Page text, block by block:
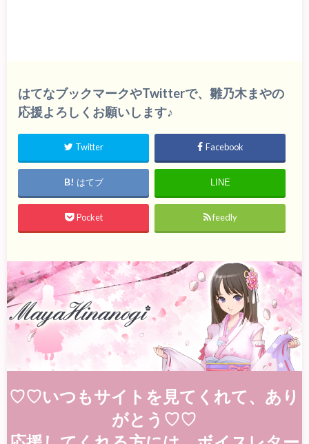
はてなブックマークやTwitterで、雛乃木まやの
応援よろしくお願いします♪
Twitter Facebook
はてブ LINE
Pocket feedly
♡♡いつもサイトを見てくれて、あり
がとう♡♡